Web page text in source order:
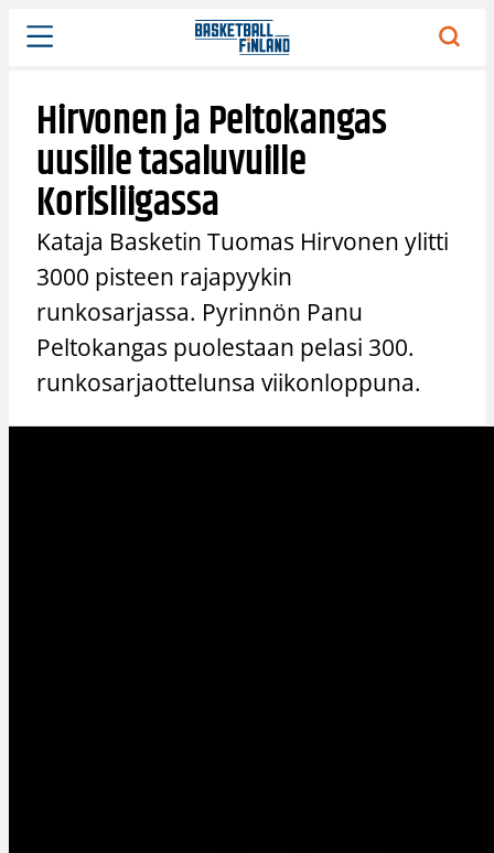
Siirry
sisältöön
Hirvonen ja Peltokangas
uusille tasaluvuille
Korisliigassa
Kataja Basketin Tuomas Hirvonen ylitti
3000 pisteen rajapyykin
runkosarjassa. Pyrinnön Panu
Peltokangas puolestaan pelasi 300.
runkosarjaottelunsa viikonloppuna.